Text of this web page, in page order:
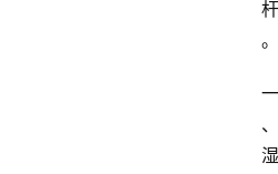
杆
。
一
、
湿